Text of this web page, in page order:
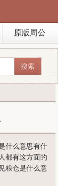
原版周公
什么意思有什
都有这方面的
粮仓是什么意